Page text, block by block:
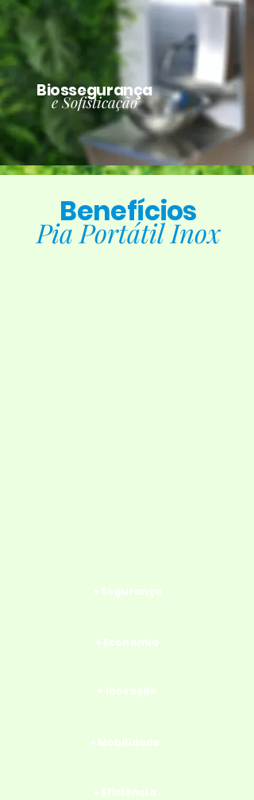
Biossegurança
e Sofisticação
Benefícios
Pia Portátil Inox
+ Segurança
+ Economia
+ Inovação
+ Mobilidade
+ Eficiência